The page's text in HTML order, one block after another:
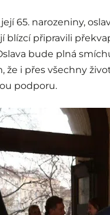
její 65. narozeniny,
blízcí připravili
bude plná
že i přes všechny
podporu.